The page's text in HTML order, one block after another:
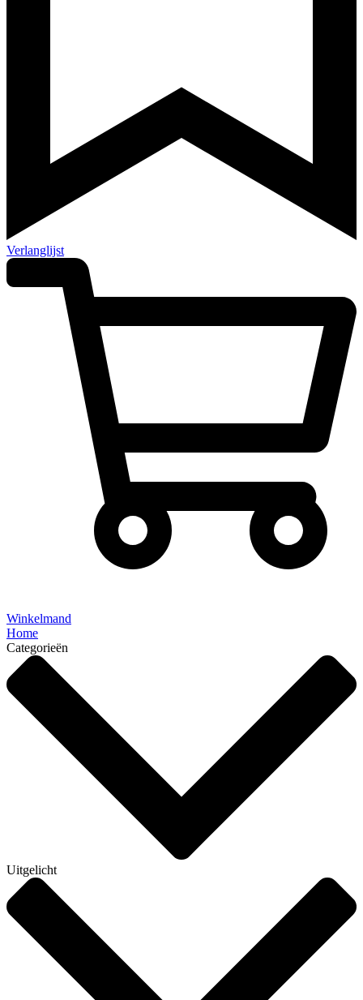
Verlanglijst
Winkelmand
Home
Categorieën
Uitgelicht